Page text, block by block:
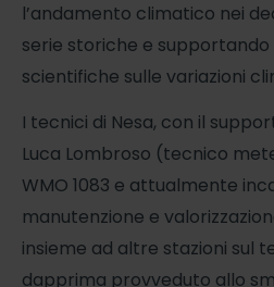
l’andamento climatico nei
serie storiche e supportando
scientifiche sulle variazioni
I tecnici di Nesa, con il
Luca Lombroso (tecnico
WMO 1083 e attualmente
manutenzione e
insieme ad altre stazioni sul
dapprima provveduto allo